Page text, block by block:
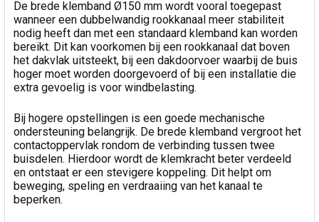
De brede klemband Ø150 mm wordt vooral toegepast
wanneer een dubbelwandig rookkanaal meer stabiliteit
nodig heeft dan met een standaard klemband kan worden
bereikt. Dit kan voorkomen bij een rookkanaal dat boven
het dakvlak uitsteekt, bij een dakdoorvoer waarbij de buis
hoger moet worden doorgevoerd of bij een installatie die
extra gevoelig is voor windbelasting.
Bij hogere opstellingen is een goede mechanische
ondersteuning belangrijk. De brede klemband vergroot het
contactoppervlak rondom de verbinding tussen twee
buisdelen. Hierdoor wordt de klemkracht beter verdeeld
en ontstaat er een stevigere koppeling. Dit helpt om
beweging, speling en verdraaiing van het kanaal te
beperken.